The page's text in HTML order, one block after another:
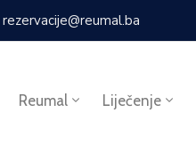
rezervacije@reumal.ba
Reumal Liječenje